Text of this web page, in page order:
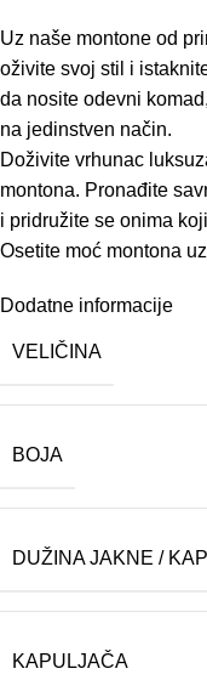
Uz naše montone od
oživite svoj stil i
da nosite odevni
na jedinstven način.
Doživite vrhunac
montona. Pronađite
i pridružite se onima
Osetite moć montona
Dodatne informacije
VELIČINA
BOJA
DUŽINA JAKNE /
KAPULJAČA